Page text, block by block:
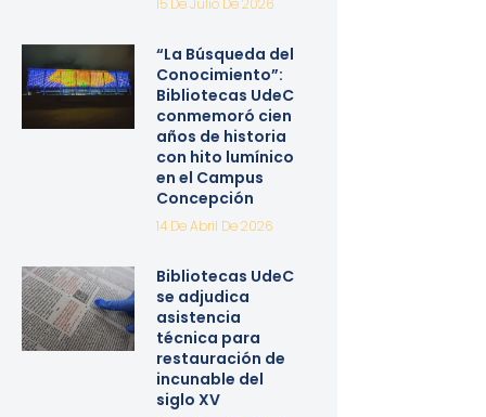
15 De Julio De 2026
“La Búsqueda del
Conocimiento”:
Bibliotecas UdeC
conmemoró cien
años de historia
con hito lumínico
en el Campus
Concepción
14 De Abril De 2026
Bibliotecas UdeC
se adjudica
asistencia
técnica para
restauración de
incunable del
siglo XV